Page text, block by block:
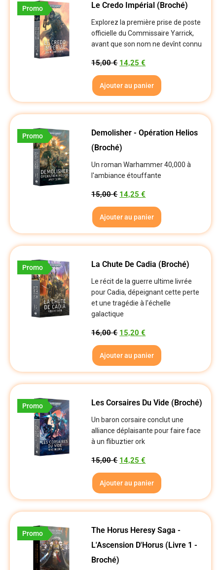
Promo Le Credo Impérial (Broché)
Explorez la première prise de poste
officielle du Commissaire Yarrick,
avant que son nom ne devînt connu
15,00€ 14,25€
Ajouter au panier
Promo
Demolisher - Opération Helios
(Broché)
Un roman Warhammer 40,000 à
l'ambiance étouffante
15,00€ 14,25€
Ajouter au panier
Promo La Chute De Cadia (Broché)
Le récit de la guerre ultime livrée
pour Cadia, dépeignant cette perte
et une tragédie à l'échelle
galactique
16,00€ 15,20€
Ajouter au panier
Promo Les Corsaires Du Vide (Broché)
Un baron corsaire conclut une
alliance déplaisante pour faire face
à un flibuztier ork
15,00€ 14,25€
Ajouter au panier
Promo
The Horus Heresy Saga -
L'Ascension D'Horus (Livre 1 -
Broché)